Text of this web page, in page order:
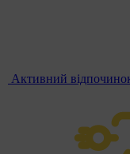
Активний